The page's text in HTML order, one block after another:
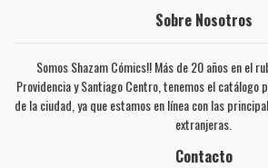
Sobre Nosotros
Somos Shazam Cómics!! Más de 20 años en el
Providencia y Santiago Centro, tenemos el catálogo
de la ciudad, ya que estamos en línea con las
extranjeras.
Contacto